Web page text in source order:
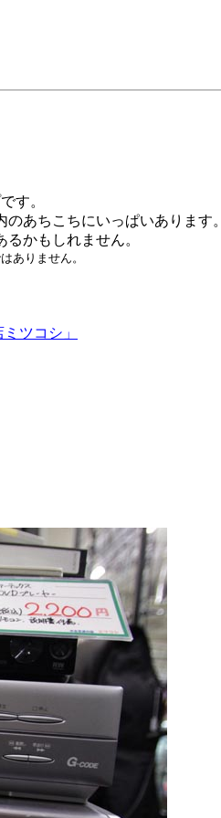
す。
あちこちにいっぱいあります。
かもしれません。
ありません。
ツコシ」